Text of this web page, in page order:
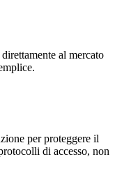
al mercato
per proteggere il
di accesso, non